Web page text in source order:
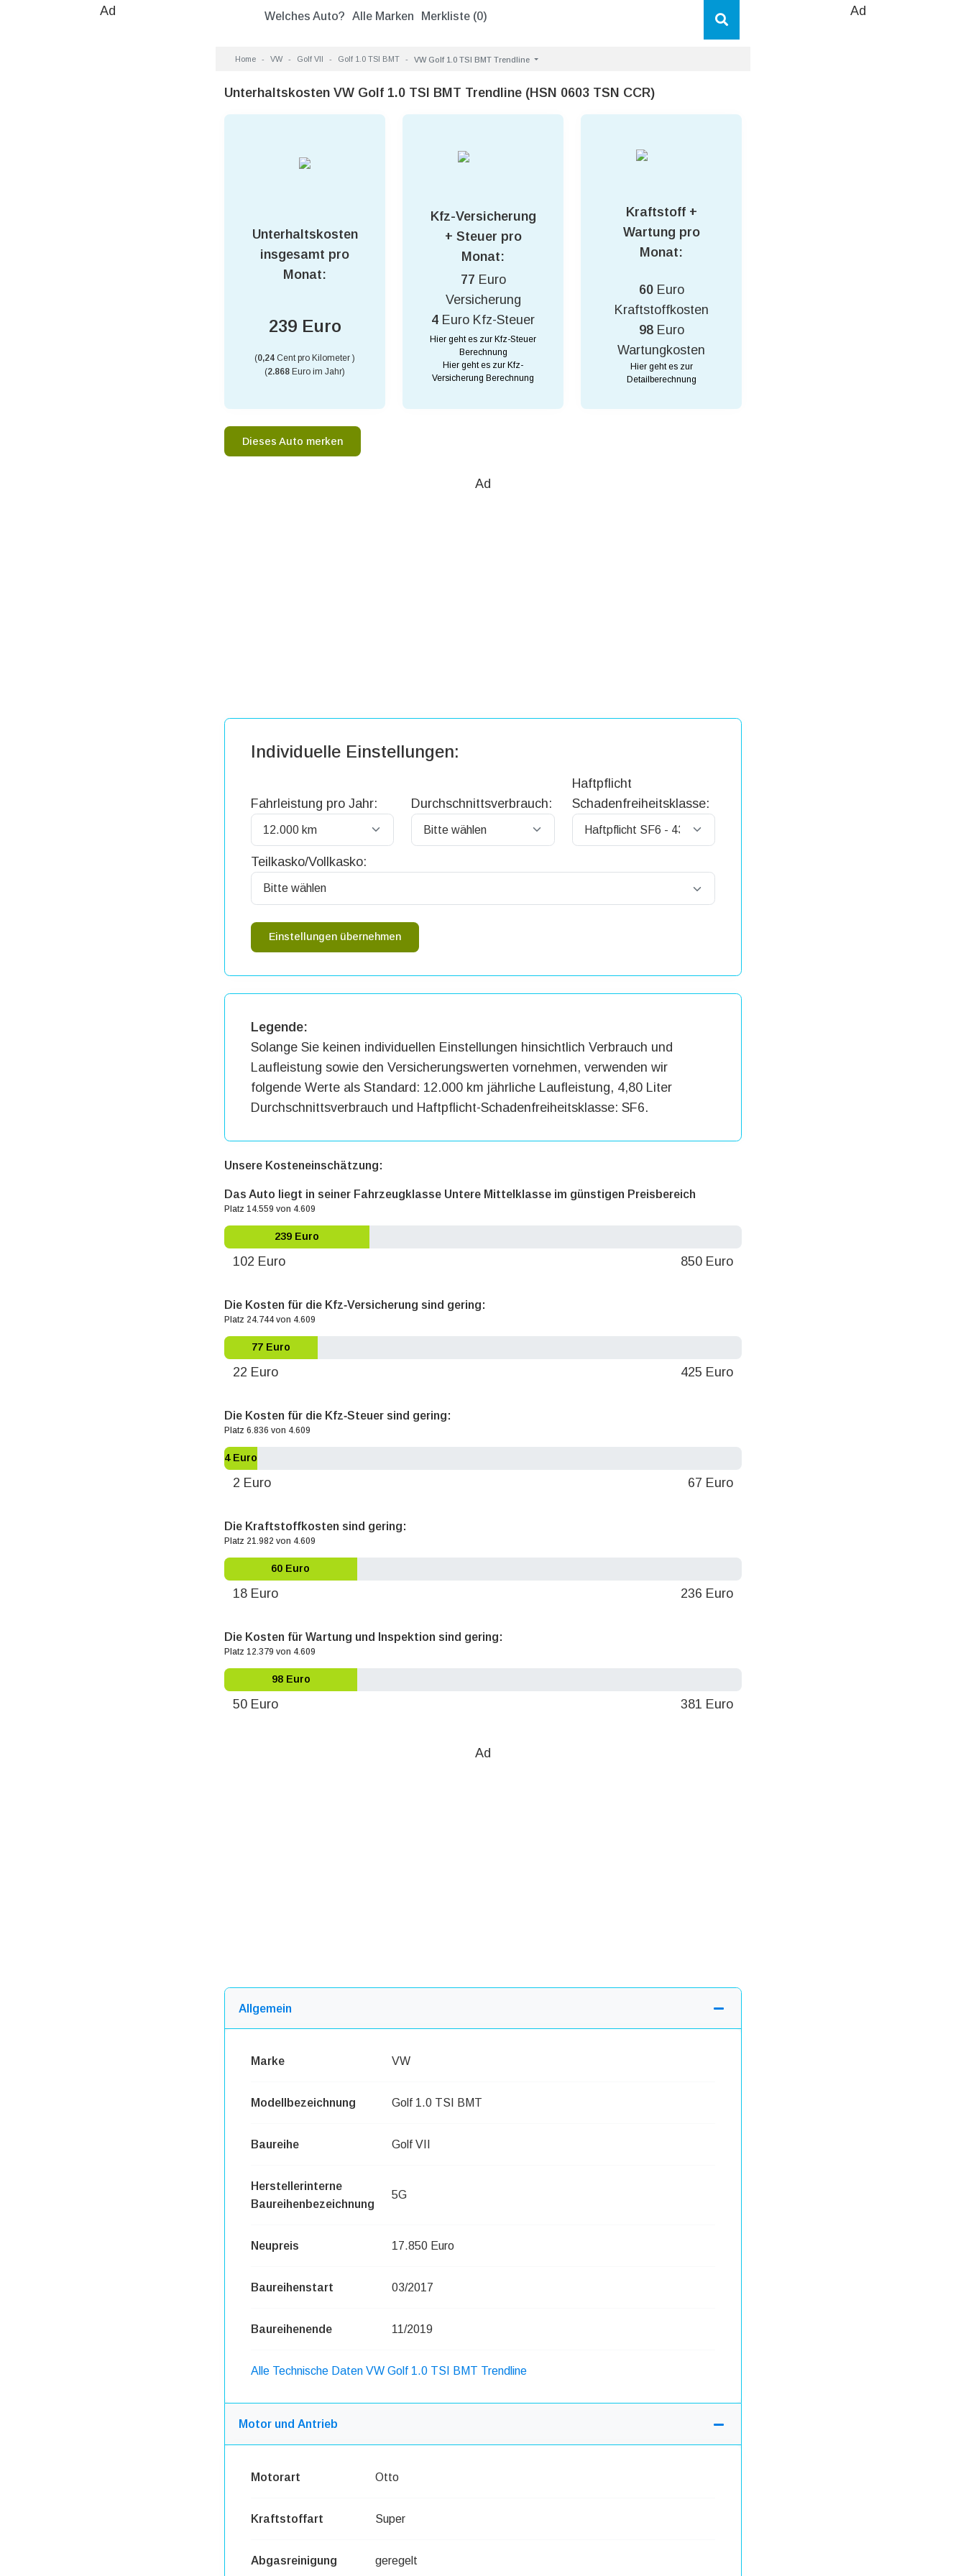
Welches Auto? Alle Marken Merkliste (0)
Ad Ad
Home VW Golf VII Golf 1.0 TSI BMT VW Golf 1.0 TSI BMT Trendline
Unterhaltskosten VW Golf 1.0 TSI BMT Trendline (HSN 0603 TSN CCR)
Unterhaltskosten
insgesamt pro
Monat:
239 Euro
(0,24 Cent pro Kilometer )
(2.868 Euro im Jahr)
Kfz-Versicherung
+ Steuer pro
Monat:
77 Euro
Versicherung
4 Euro Kfz-Steuer
Hier geht es zur Kfz-Steuer
Berechnung
Hier geht es zur Kfz-
Versicherung Berechnung
Kraftstoff +
Wartung pro
Monat:
60 Euro
Kraftstoffkosten
98 Euro
Wartungkosten
Hier geht es zur
Detailberechnung
Dieses Auto merken
Ad
Individuelle Einstellungen:
Fahrleistung pro Jahr: Durchschnittsverbrauch:
Haftpflicht
Schadenfreiheitsklasse:
Teilkasko/Vollkasko:
Einstellungen übernehmen
Legende:
Solange Sie keinen individuellen Einstellungen hinsichtlich Verbrauch und
Laufleistung sowie den Versicherungswerten vornehmen, verwenden wir
folgende Werte als Standard: 12.000 km jährliche Laufleistung, 4,80 Liter
Durchschnittsverbrauch und Haftpflicht-Schadenfreiheitsklasse: SF6.
Unsere Kosteneinschätzung:
Das Auto liegt in seiner Fahrzeugklasse Untere Mittelklasse im günstigen Preisbereich
Platz 14.559 von 4.609
239 Euro
102 Euro 850 Euro
Die Kosten für die Kfz‐Versicherung sind gering:
Platz 24.744 von 4.609
77 Euro
22 Euro 425 Euro
Die Kosten für die Kfz‐Steuer sind gering:
Platz 6.836 von 4.609
4 Euro
2 Euro 67 Euro
Die Kraftstoffkosten sind gering:
Platz 21.982 von 4.609
60 Euro
18 Euro 236 Euro
Die Kosten für Wartung und Inspektion sind gering:
Platz 12.379 von 4.609
98 Euro
50 Euro 381 Euro
Ad
Allgemein
Marke VW
Modellbezeichnung Golf 1.0 TSI BMT
Baureihe Golf VII
Herstellerinterne
Baureihenbezeichnung
5G
Neupreis 17.850 Euro
Baureihenstart 03/2017
Baureihenende 11/2019
Alle Technische Daten VW Golf 1.0 TSI BMT Trendline
Motor und Antrieb
Motorart Otto
Kraftstoffart Super
Abgasreinigung geregelt